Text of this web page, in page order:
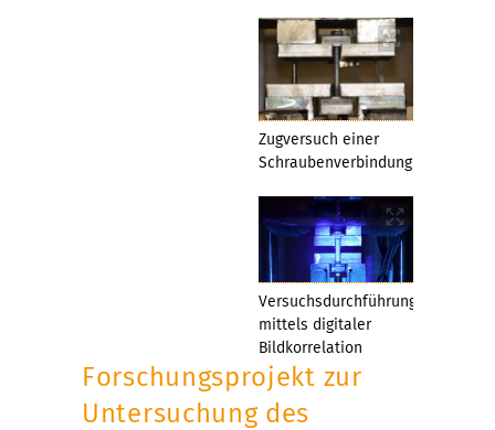
Zugversuch einer
Schraubenverbindung
Versuchsdurchführung
mittels digitaler
Bildkorrelation
Forschungsprojekt zur
Untersuchung des